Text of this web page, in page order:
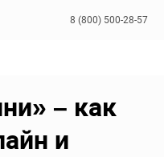
8 (800) 500-28-57
– как
и